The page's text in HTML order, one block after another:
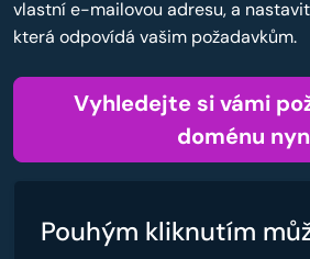
vlastní e-mailovou adresu, a
která odpovídá vašim požadavkům.
Vyhledejte si vámi
doménu
Pouhým kliknutím